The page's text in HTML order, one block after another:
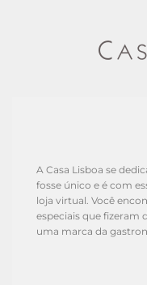
A Casa Lisboa se
fosse único e é com
loja virtual. Você
especiais que fizeram
uma marca da